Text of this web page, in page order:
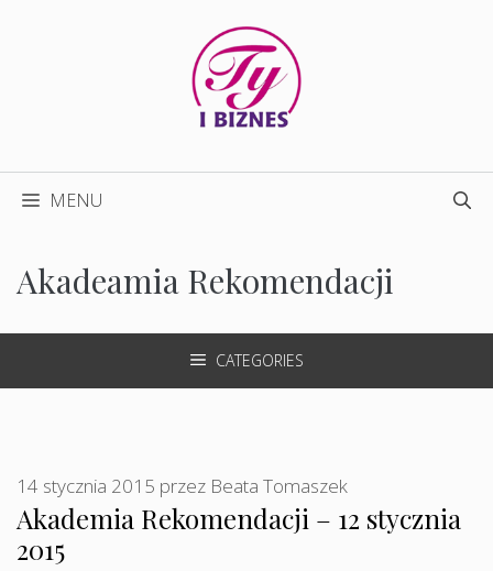
MENU
Akadeamia Rekomendacji
CATEGORIES
Akademia Rekomendacji – 12 stycznia
2015
14 stycznia 2015 przez Beata Tomaszek